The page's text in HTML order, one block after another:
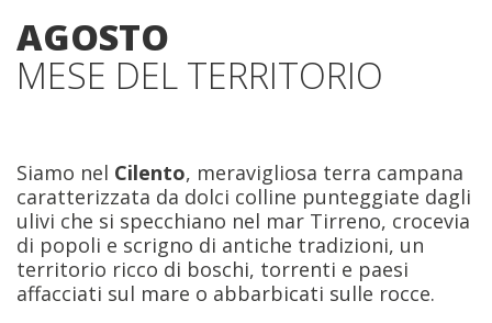
AGOSTO
MESE DEL TERRITORIO
Siamo nel Cilento, meravigliosa terra campana
caratterizzata da dolci colline punteggiate dagli
ulivi che si specchiano nel mar Tirreno, crocevia
di popoli e scrigno di antiche tradizioni, un
territorio ricco di boschi, torrenti e paesi
affacciati sul mare o abbarbicati sulle rocce.